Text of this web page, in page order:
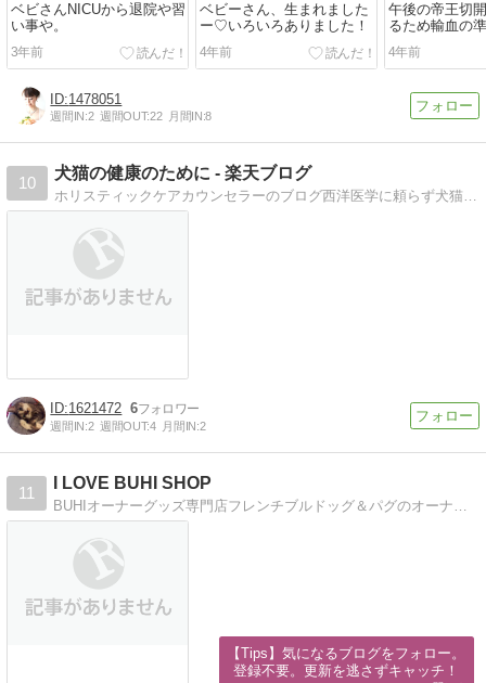
ベビさんNICUから退院や習
い事や。
3年前
ベビーさん、生まれました
ー♡いろいろありました！
4年前
午後の帝王切
るため輸血の
した。
4年前
1478051
週間IN:2 週間OUT:22 月間IN:8
10
犬猫の健康のために - 楽天ブログ
ホリスティックケアカウンセラーのブログ西洋医学に頼らず犬猫と健康に暮らすための情報満載です
1621472 6
週間IN:2 週間OUT:4 月間IN:2
11
I LOVE BUHI SHOP
BUHIオーナーグッズ専門店フレンチブルドッグ＆パグのオーナーズ・グッズ専門店
【Tips】気になるブログをフォロー。
登録不要。更新を逃さずキャッチ！